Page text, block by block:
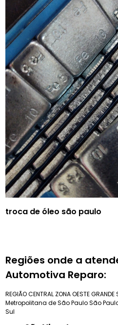
troca de óleo são paulo
Regiões onde a
Automotiva Reparo:
REGIÃO CENTRAL ZONA OESTEGRANDE
Metropolitana de São PauloSão
Sul